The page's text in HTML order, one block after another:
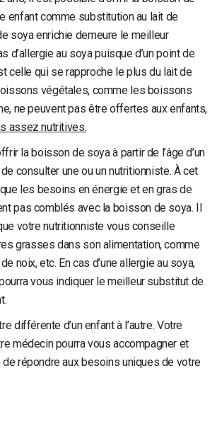
enfant comme substitution au lait de
soya enrichie demeure le meilleur
d’allergie au soya puisque d’un point de
celle qui se rapproche le plus du lait de
végétales, comme les boissons
ne peuvent pas être offertes aux enfants,
assez nutritives.
la boisson de soya à partir de l’âge d’un
consulter une ou un nutritionniste. À cet
les besoins en énergie et en gras de
pas comblés avec la boisson de soya. Il
votre nutritionniste vous conseille
grasses dans son alimentation, comme
noix, etc. En cas d’une allergie au soya,
vous indiquer le meilleur substitut de
différente d’un enfant à l’autre. Votre
médecin pourra vous accompagner et
répondre aux besoins uniques de votre